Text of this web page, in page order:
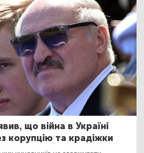
що війна в Україні
корупцію та крадіжки